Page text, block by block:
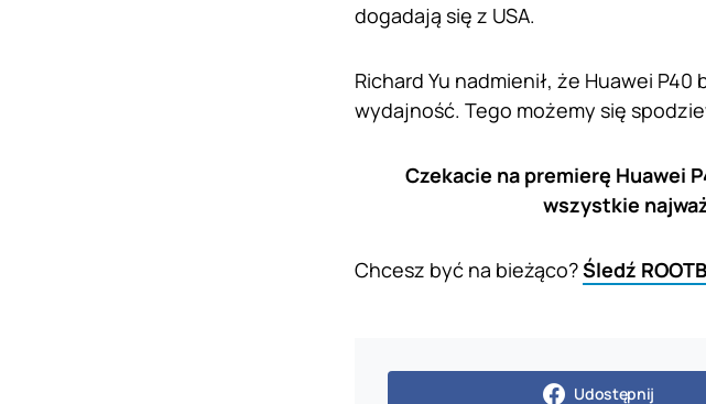
dogadają się z USA.
Richard Yu nadmienił, że Huawei
wydajność. Tego możemy się
Czekacie na premierę Huawei
wszystkie
Chcesz być na bieżąco?Śledź
Udostępnij